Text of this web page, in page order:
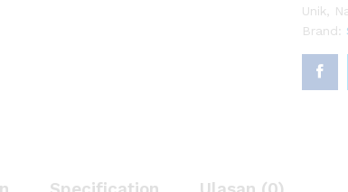
Unik
Brand: